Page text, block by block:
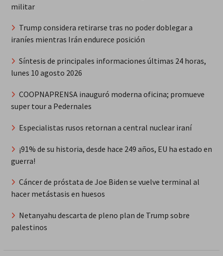
militar
Trump considera retirarse tras no poder doblegar a
iraníes mientras Irán endurece posición
Síntesis de principales informaciones últimas 24 horas,
lunes 10 agosto 2026
COOPNAPRENSA inauguró moderna oficina; promueve
super tour a Pedernales
Especialistas rusos retornan a central nuclear iraní
¡91% de su historia, desde hace 249 años, EU ha estado en
guerra!
Cáncer de próstata de Joe Biden se vuelve terminal al
hacer metástasis en huesos
Netanyahu descarta de pleno plan de Trump sobre
palestinos